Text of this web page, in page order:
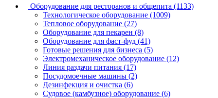
Оборудование для ресторанов и общепита (1133)
Технологическое оборудование (1009)
Тепловое оборудование (27)
Оборудование для пекарен (8)
Оборудование для фаст-фуд (41)
Готовые решения для бизнеса (5)
Электромеханическое оборудование (12)
Линия раздачи питания (17)
Посудомоечные машины (2)
Дезинфекция и очистка (6)
Судовое (камбузное) оборудование (6)